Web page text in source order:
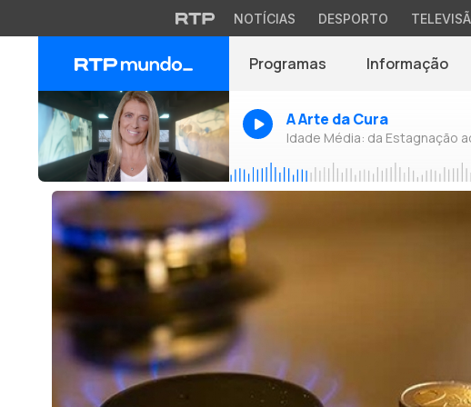
NOTÍCIAS DESPORTO
Programas Informação
A Arte da Cura
Idade Média: da Estagnação